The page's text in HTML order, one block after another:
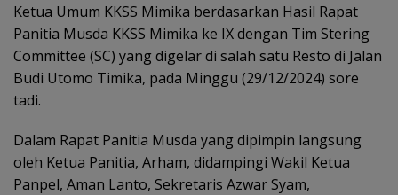
Ketua Umum KKSS Mimika berdasarkan Hasil Rapat
Panitia Musda KKSS Mimika ke IX dengan Tim Stering
Committee (SC) yang digelar di salah satu Resto di Jalan
Budi Utomo Timika, pada Minggu (29/12/2024) sore
tadi.
Dalam Rapat Panitia Musda yang dipimpin langsung
oleh Ketua Panitia, Arham, didampingi Wakil Ketua
Panpel, Aman Lanto, Sekretaris Azwar Syam,